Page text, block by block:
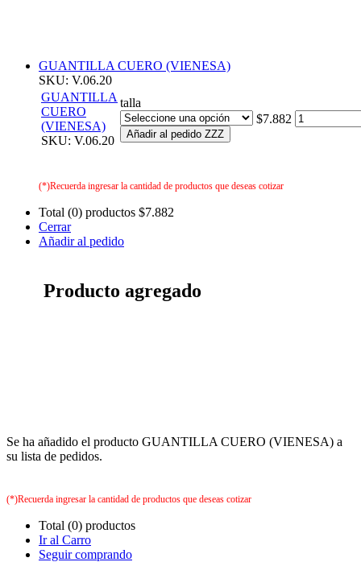
GUANTILLA CUERO (VIENESA)
SKU: V.06.20
GUANTILLA
CUERO
(VIENESA)
SKU: V.06.20
talla
Añadir al pedido ZZZ
$7.882
(*)Recuerda ingresar la cantidad de productos que deseas cotizar
Total (0) productos $7.882
Cerrar
Añadir al pedido
Producto agregado
Se ha añadido el producto GUANTILLA CUERO (VIENESA) a
su lista de pedidos.
(*)Recuerda ingresar la cantidad de productos que deseas cotizar
Total (0) productos
Ir al Carro
Seguir comprando